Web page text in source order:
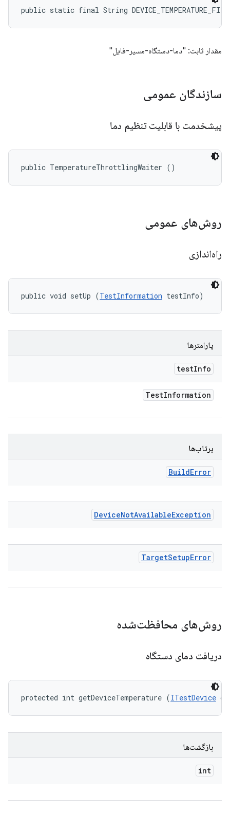
public static final String
مقدار ثابت: "دما-دستگاه-مسیر-فایل"
سازندگان عمومی
پیشخدمت با قابلیت تنظیم دما
public TemperatureThrottlingWaiter ()
روش‌های عمومی
راه‌اندازی
public void setUp (TestInformation testInfo)
پارامترها
testInfo
TestInformation
پرتاب‌ها
BuildError
DeviceNotAvailableException
TargetSetupError
روش‌های محافظت‌شده
دریافت دمای دستگاه
protected int getDeviceTemperature (ITestDevice
بازگشت‌ها
int